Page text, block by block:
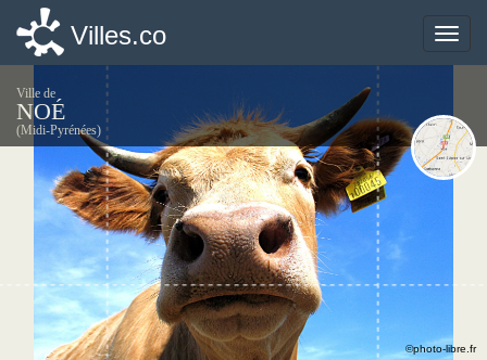
Toggle
Villes.co
Ville de
NOÉ
(Midi-Pyrénées)
©photo-libre.fr
Toggle
Villes.co